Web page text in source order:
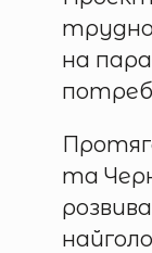
на
та